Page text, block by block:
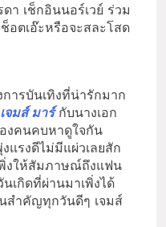
า เช็กอินนอร์เวย์ ร่วม
ตเอ๊ะหรือจะสละโสด
ารบันเทิงที่น่ารักมาก
เจมส์ มาร์ กับนางเอก
งคนคบหาดูใจกัน
แรงดีไม่มีแผ่วเลยสัก
งให้สัมภาษณ์ถึงแฟน
เกิดที่ผ่านมาเพิ่งได้
สำคัญทุกวันดีๆ เจมส์